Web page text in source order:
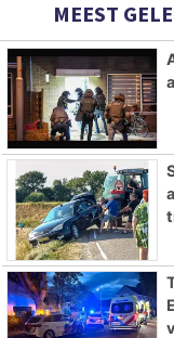
MEEST